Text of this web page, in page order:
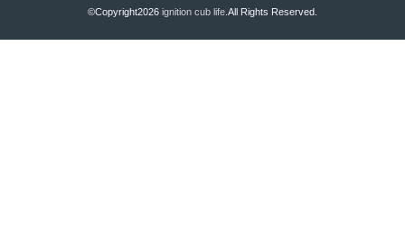
©Copyright2026 ignition cub life.All Rights Reserved.